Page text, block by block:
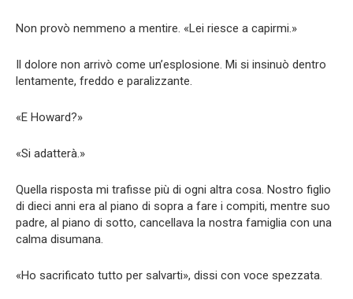
Non provò nemmeno a mentire. «Lei riesce a capirmi.»
Il dolore non arrivò come un’esplosione. Mi si insinuò dentro
lentamente, freddo e paralizzante.
«E Howard?»
«Si adatterà.»
Quella risposta mi trafisse più di ogni altra cosa. Nostro figlio
di dieci anni era al piano di sopra a fare i compiti, mentre suo
padre, al piano di sotto, cancellava la nostra famiglia con una
calma disumana.
«Ho sacrificato tutto per salvarti», dissi con voce spezzata.